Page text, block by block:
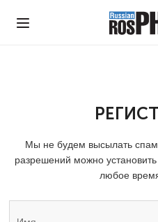
Мы не будем высылать
разрешений можно
любое